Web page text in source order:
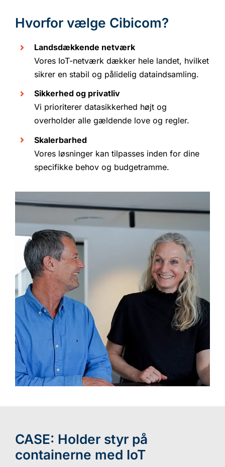
Hvorfor vælge Cibicom?
Landsdækkende netværk
Vores IoT-netværk dækker hele landet, hvilket
sikrer en stabil og pålidelig dataindsamling.
Sikkerhed og privatliv
Vi prioriterer datasikkerhed højt og
overholder alle gældende love og regler.
Skalerbarhed
Vores løsninger kan tilpasses inden for dine
specifikke behov og budgetramme.
CASE: Holder styr på
containerne med IoT